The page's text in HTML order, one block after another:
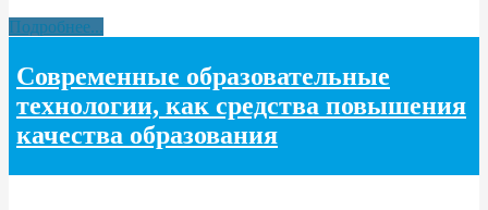
Подробнее...
Современные образовательные
технологии, как средства повышения
качества образования